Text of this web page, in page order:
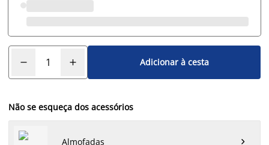
Adicionar à cesta
Não se esqueça dos acessórios
Almofadas 